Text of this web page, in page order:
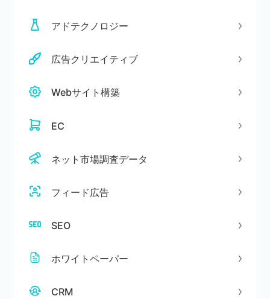
アドテクノロジー
広告クリエイティブ
Webサイト構築
EC
ネット市場調査データ
フィード広告
SEO
ホワイトペーパー
CRM